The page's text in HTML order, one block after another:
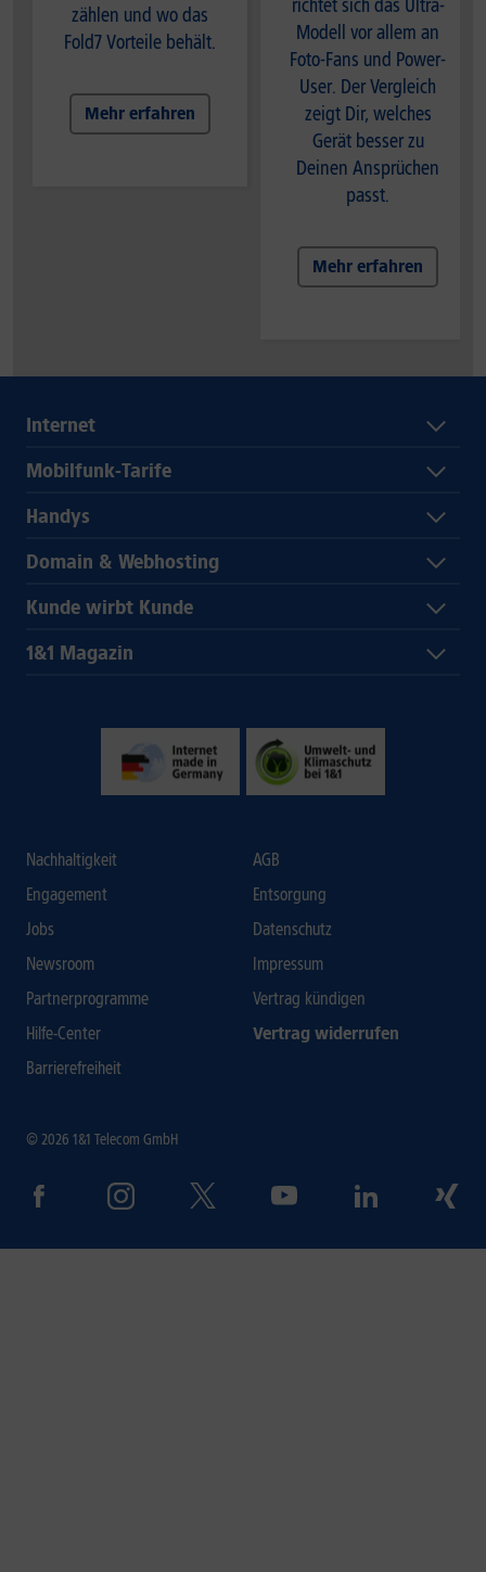
zählen und wo das
Fold7 Vorteile behält.
Mehr erfahren
richtet sich das Ultra-
Modell vor allem an
Foto-Fans und Power-
User. Der Vergleich
zeigt Dir, welches
Gerät besser zu
Deinen Ansprüchen
passt.
Mehr erfahren
Internet
Mobilfunk-Tarife
Handys
Domain & Webhosting
Kunde wirbt Kunde
1&1 Magazin
Nachhaltigkeit
Engagement
Jobs
Newsroom
Partnerprogramme
Hilfe-Center
Barrierefreiheit
AGB
Entsorgung
Datenschutz
Impressum
Vertrag kündigen
Vertrag widerrufen
© 2026 1&1 Telecom GmbH